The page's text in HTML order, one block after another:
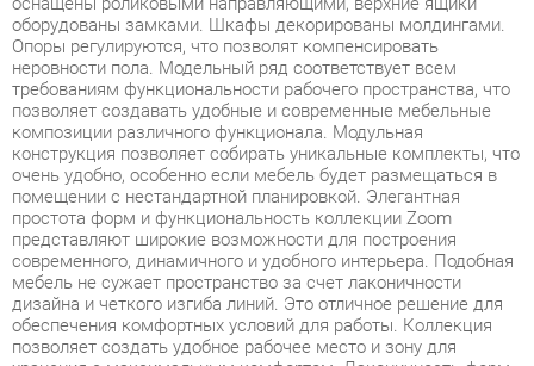
позволяет создавать удобные и современные мебельные
композиции различного функционала. Модульная
конструкция позволяет собирать уникальные комплекты, что
очень удобно, особенно если мебель будет размещаться в
помещении с нестандартной планировкой. Элегантная
простота форм и функциональность коллекции Zoom
представляют широкие возможности для построения
современного, динамичного и удобного интерьера. Подобная
мебель не сужает пространство за счет лаконичности
дизайна и четкого изгиба линий. Это отличное решение для
обеспечения комфортных условий для работы. Коллекция
позволяет создать удобное рабочее место и зону для
хранения с максимальным комфортом. Лаконичность форм,
строгая четкость линий и функциональность изделий
представляют широкие возможности для построения
современного, динамичного и удобного интерьера. Zoom - это
отличное решение для обеспечения комфортных условий для